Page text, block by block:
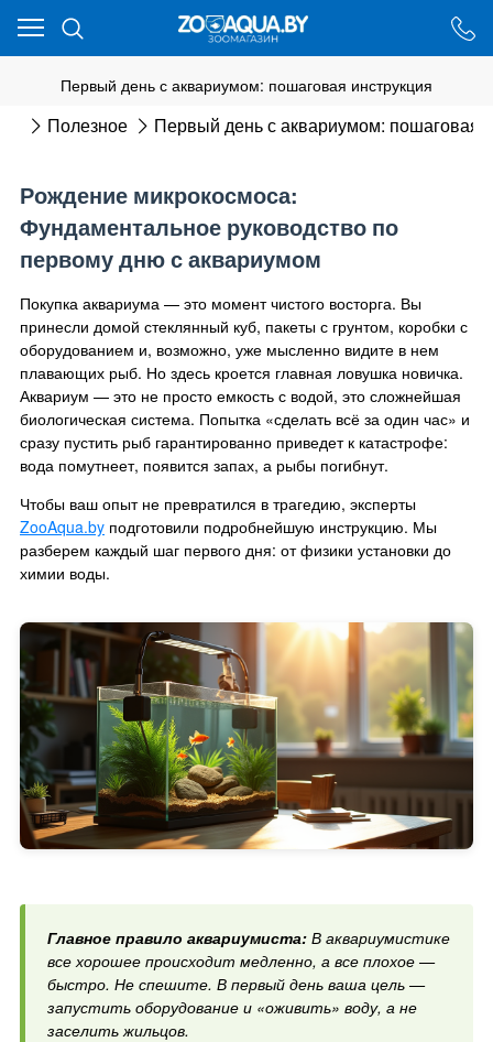
Первый день с аквариумом: пошаговая инструкция
Полезное Первый день с аквариумом: пошаговая
Рождение микрокосмоса:
Фундаментальное руководство по
первому дню с аквариумом
Покупка аквариума — это момент чистого восторга. Вы
принесли домой стеклянный куб, пакеты с грунтом, коробки с
оборудованием и, возможно, уже мысленно видите в нем
плавающих рыб. Но здесь кроется главная ловушка новичка.
Аквариум — это не просто емкость с водой, это сложнейшая
биологическая система. Попытка «сделать всё за один час» и
сразу пустить рыб гарантированно приведет к катастрофе:
вода помутнеет, появится запах, а рыбы погибнут.
Чтобы ваш опыт не превратился в трагедию, эксперты
ZooAqua.by подготовили подробнейшую инструкцию. Мы
разберем каждый шаг первого дня: от физики установки до
химии воды.
Главное правило аквариумиста: В аквариумистике
все хорошее происходит медленно, а все плохое —
быстро. Не спешите. В первый день ваша цель —
запустить оборудование и «оживить» воду, а не
заселить жильцов.
Ваш город - Минск,
ДА НЕТ